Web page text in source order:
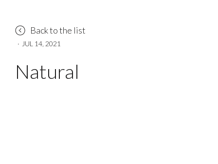
Back to the list
· JUL 14, 2021
Natural